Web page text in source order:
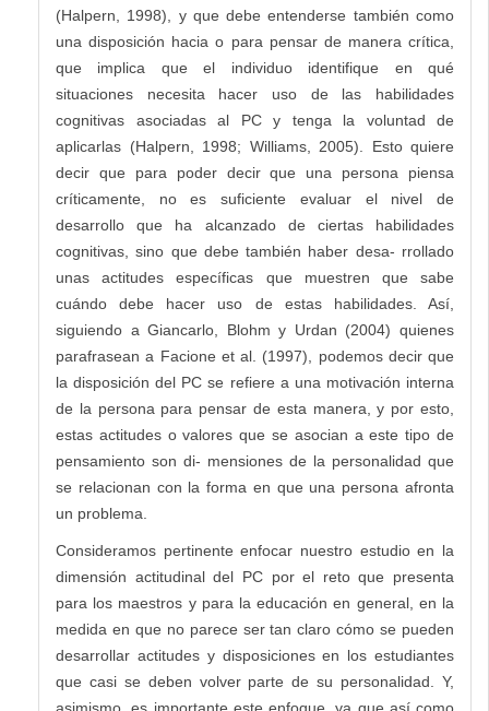
(Halpern, 1998), y que debe entenderse también como
una disposición hacia o para pensar de manera crítica,
que implica que el individuo identifique en qué
situaciones necesita hacer uso de las habilidades
cognitivas asociadas al PC y tenga la voluntad de
aplicarlas (Halpern, 1998; Williams, 2005). Esto quiere
decir que para poder decir que una persona piensa
críticamente, no es suficiente evaluar el nivel de
desarrollo que ha alcanzado de ciertas habilidades
cognitivas, sino que debe también haber desa- rrollado
unas actitudes específicas que muestren que sabe
cuándo debe hacer uso de estas habilidades. Así,
siguiendo a Giancarlo, Blohm y Urdan (2004) quienes
parafrasean a Facione et al. (1997), podemos decir que
la disposición del PC se refiere a una motivación interna
de la persona para pensar de esta manera, y por esto,
estas actitudes o valores que se asocian a este tipo de
pensamiento son di- mensiones de la personalidad que
se relacionan con la forma en que una persona afronta
un problema.
Consideramos pertinente enfocar nuestro estudio en la
dimensión actitudinal del PC por el reto que presenta
para los maestros y para la educación en general, en la
medida en que no parece ser tan claro cómo se pueden
desarrollar actitudes y disposiciones en los estudiantes
que casi se deben volver parte de su personalidad. Y,